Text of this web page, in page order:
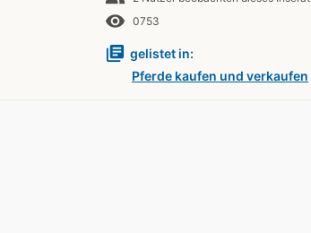
remove_red_eye 0753
library_books gelistet in:
Pferde kaufen und verkaufen